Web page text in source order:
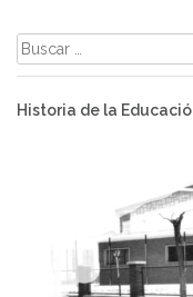
Buscar:
Historia de la